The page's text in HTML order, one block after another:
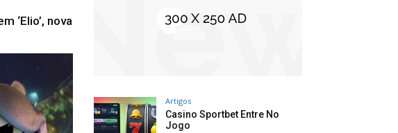
‘Elio’, nova
Artigos
Casino Sportbet Entre No
Jogo